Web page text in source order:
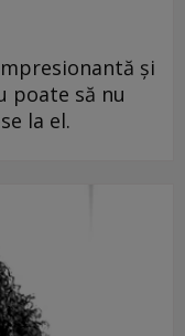
și
poate să nu
la el.